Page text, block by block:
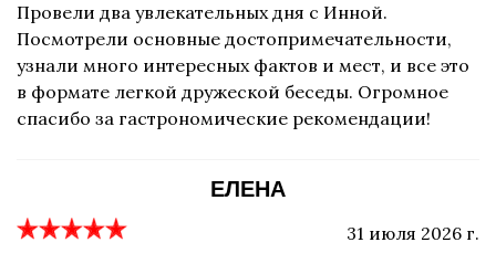
Провели два увлекательных дня с Инной.
Посмотрели основные достопримечательности,
узнали много интересных фактов и мест, и все это
в формате легкой дружеской беседы. Огромное
спасибо за гастрономические рекомендации!
ЕЛЕНА
31 июля 2026 г.